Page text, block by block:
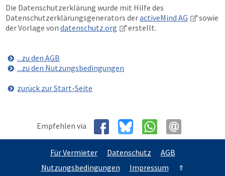
Die Datenschutzerklärung wurde mit Hilfe des
Datenschutzerklärungsgenerators deractiveMind AG
sowie
der Vorlage von datenschutz.org erstellt.
...zu den AGB
...zu den Nutzungsbedingungen
zurück zur Start-Seite
Empfehlen via
Für Vermieter Datenschutz
AGB
Nutzungsbedingungen
Impressum ⇑